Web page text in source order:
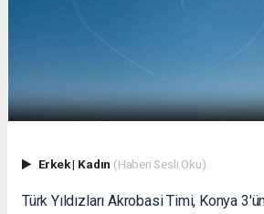
Erkek| Kadın (Haberi Sesli Oku)
Türk Yıldızları Akrobasi Timi, Konya